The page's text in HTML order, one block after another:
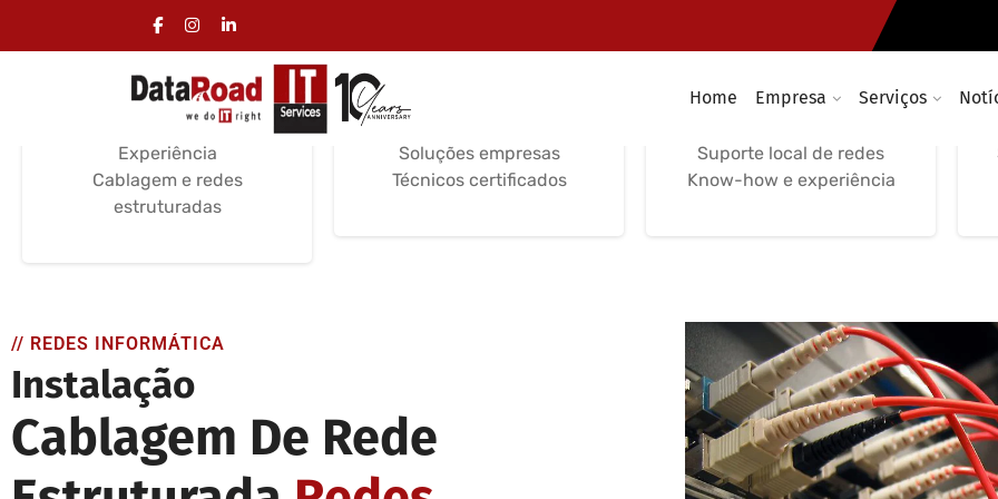
Home Empresa Serviços
Instalação Cablagem
Informática
Serviços de instalação
Certificações /
Experiência
Cablagem e redes
estruturadas
Informáticas
Instalação e suporte
Soluções empresas
Técnicos certificados
Suporte, Gestão de
Redes Informáticas
Serviços locais, remotos e
Suporte local de redes
Know-how e experiência
// REDES INFORMÁTICA
Instalação
Cablagem De Rede